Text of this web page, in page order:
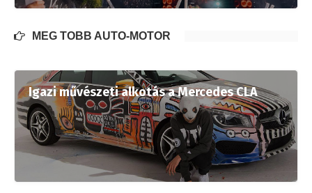
MÉG TÖBB AUTÓ-MOTOR
Igazi művészeti alkotás a Mercedes CLA